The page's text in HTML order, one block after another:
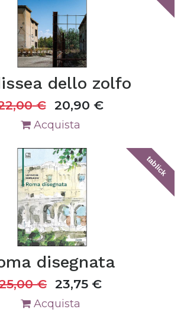
dello zolfo
€ 20,90 €
Acquista
tablick
disegnata
€ 23,75 €
Acquista